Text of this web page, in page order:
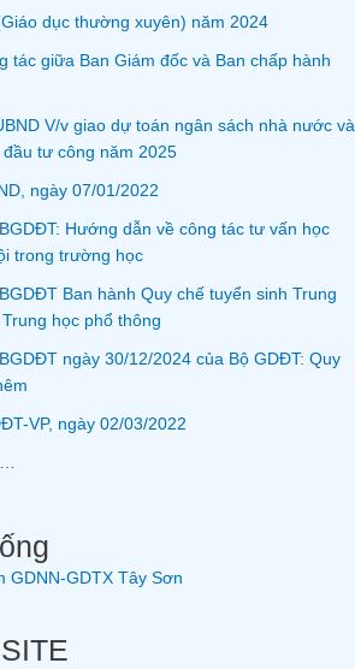
dục thường xuyên) năm 2024
tác giữa Ban Giám đốc và Ban chấp hành
V/v giao dự toán ngân sách nhà nước và
tư công năm 2025
ngày 07/01/2022
Hướng dẫn về công tác tư vấn học
trong trường học
Ban hành Quy chế tuyển sinh Trung
học phổ thông
ngày 30/12/2024 của Bộ GDĐT: Quy
VP, ngày 02/03/2022